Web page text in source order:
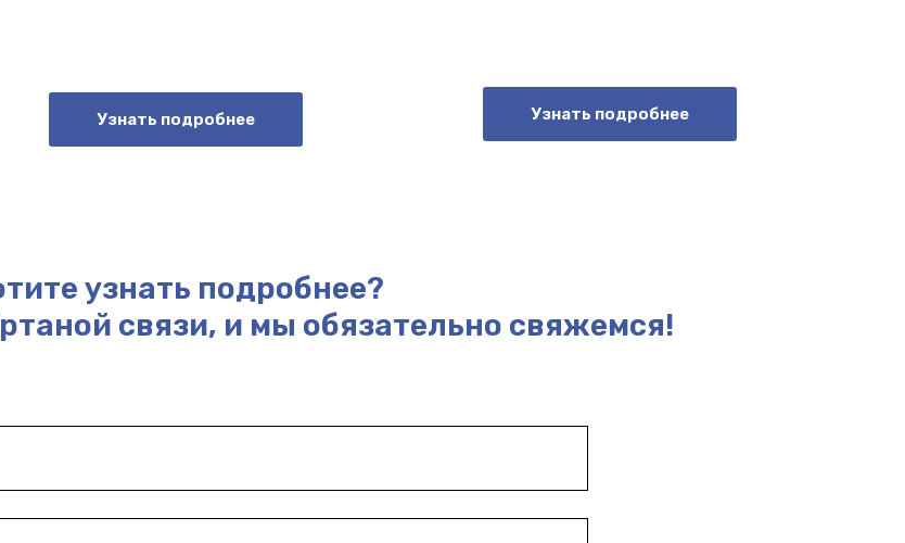
Узнать подробнее Узнать подробнее
узнать подробнее?
связи, и мы обязательно свяжемся!